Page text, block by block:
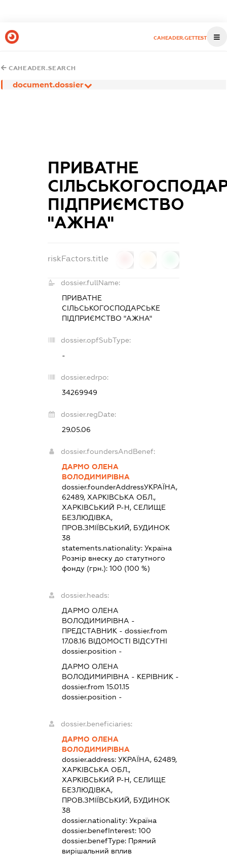
CAHEADER.GETTEST
CAHEADER.SEARCH
document.dossier
ПРИВАТНЕ
ПІДПРИЄМСТВО
"АЖНА"
riskFactors.title
dossier.fullName:
ПРИВАТНЕ
СІЛЬСЬКОГОСПОДАРСЬКЕ
ПІДПРИЄМСТВО "АЖНА"
dossier.opfSubType:
-
dossier.edrpo:
34269949
dossier.regDate:
29.05.06
dossier.foundersAndBenef:
ДАРМО ОЛЕНА
ВОЛОДИМИРІВНА
dossier.founderAddressУКРАЇНА,
62489, ХАРКІВСЬКА ОБЛ.,
ХАРКІВСЬКИЙ Р-Н, СЕЛИЩЕ
БЕЗЛЮДІВКА,
ПРОВ.ЗМІЇВСЬКИЙ, БУДИНОК
38
statements.nationality:Україна
Розмір внеску до статутного
фонду (грн.):100 (100 %)
dossier.heads:
ДАРМО ОЛЕНА
ВОЛОДИМИРІВНА -
ПРЕДСТАВНИК - dossier.from
17.08.16 ВІДОМОСТІ ВІДСУТНІ
dossier.position -
ДАРМО ОЛЕНА
ВОЛОДИМИРІВНА - КЕРІВНИК -
dossier.from 15.01.15
dossier.position -
dossier.beneficiaries:
ДАРМО ОЛЕНА
ВОЛОДИМИРІВНА
dossier.address:УКРАЇНА, 62489,
ХАРКІВСЬКА ОБЛ.,
ХАРКІВСЬКИЙ Р-Н, СЕЛИЩЕ
БЕЗЛЮДІВКА,
ПРОВ.ЗМІЇВСЬКИЙ, БУДИНОК
38
dossier.nationality:Україна
dossier.benefInterest:100
dossier.benefType: Прямий
вирішальний вплив